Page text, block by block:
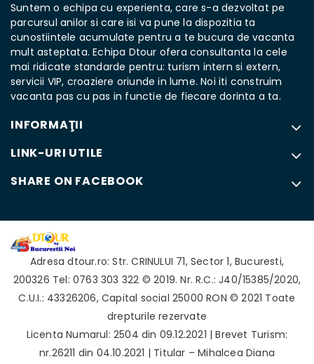
Suntem o echipa cu experienta, care s-a dezvoltat pe
parcursul anilor si care isi va pune la dispozitia ta
cunostiintele acumulate pentru a te bucura de vacanta
mult asteptata. Echipa Dtour ofera consultanta la cele
mai ridicate standarde pentru: turism intern si extern,
servicii VIP, croaziere oriunde in lume. Noi iti construim
vacanta pas cu pas in functie de fiecare dorinta a ta.
INFORMAŢII
LINK-URI UTILE
SHARE ON FACEBOOK
Adresadtour.ro:Str. CRINULUI 71, Sector 1,Bucuresti,
200326 Tel: 0763 303 322 © 2019. Nr. R.C.: J40/15385/2020,
C.U.I.: 43326206, Capital social 25000 RON © 2021 Toate
drepturile rezervate
Licenta Numarul: 2504 din 09.12.2021 | Brevet Turism:
nr.26211 din 04.10.2021 | Titular – Mihalcea Diana